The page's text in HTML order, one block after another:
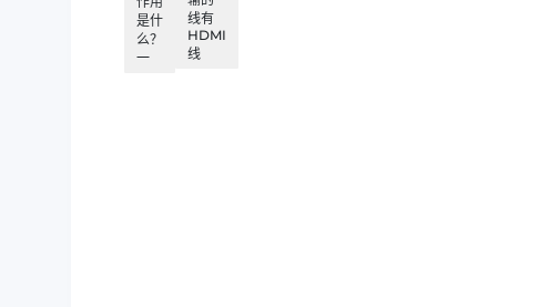
是什
么？
一
线有
HDMI
线